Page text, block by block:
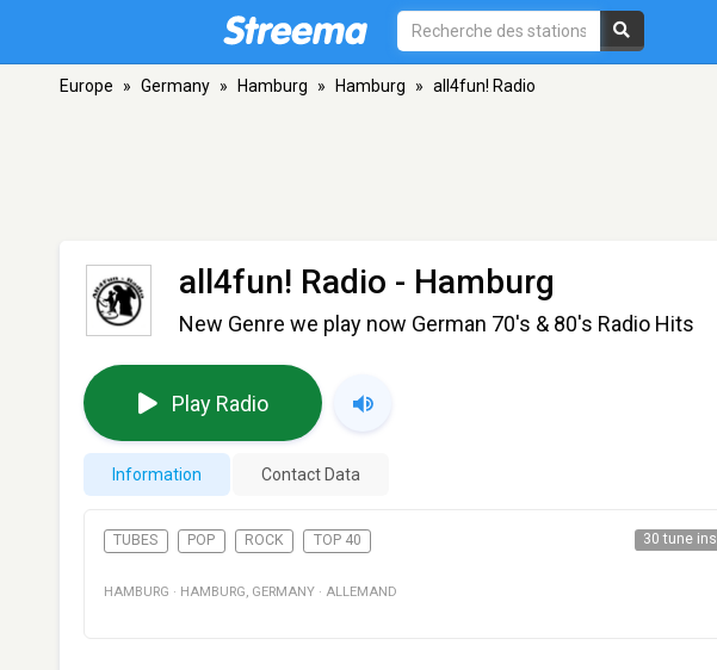
Europe » Germany » Hamburg » Hamburg » all4fun! Radio
all4fun! Radio - Hamburg
New Genre we play now German 70's & 80's Radio Hits
Play Radio
Information Contact Data
TUBES POP ROCK TOP 40 30 tune ins
HAMBURG · HAMBURG, GERMANY · ALLEMAND